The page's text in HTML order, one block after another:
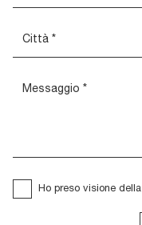
Ho preso visione della